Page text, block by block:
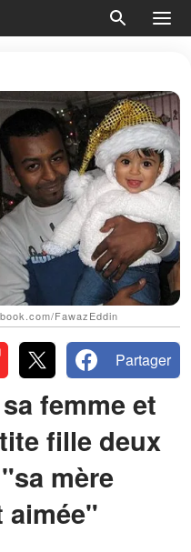
FawazEddin
Partager
femme et
fille deux
mère
aimée"